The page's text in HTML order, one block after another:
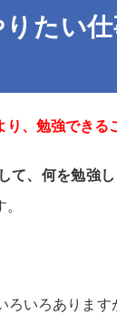
たい
、勉強できる
て、何を勉強
ろいろありま